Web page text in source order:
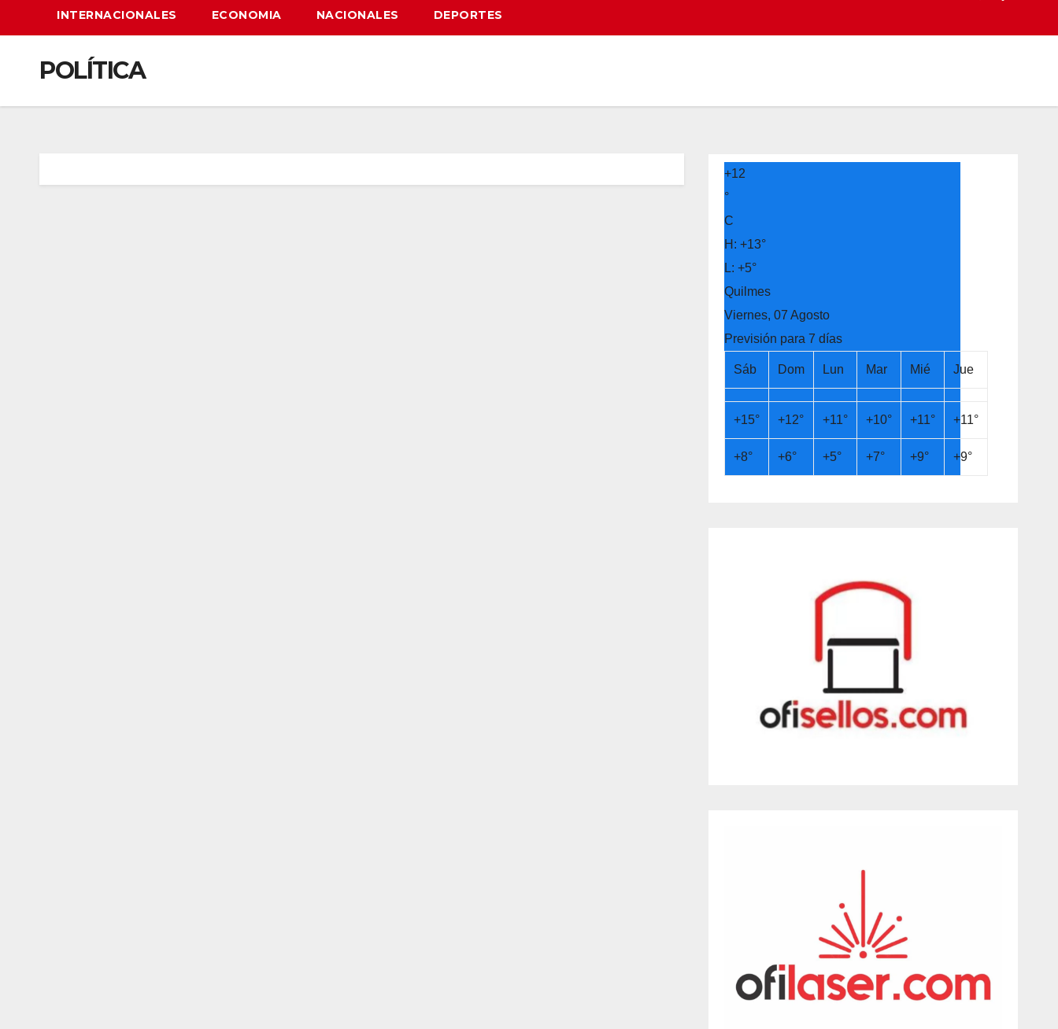
INTERNACIONALES ECONOMIA NACIONALES DEPORTES
POLÍTICA
+12
°
C
H:+13°
L:+5°
Quilmes
Viernes, 07 Agosto
Previsión para 7 días
Sáb Dom Lun Mar Mié Jue
+15° +12° +11° +10° +11° +11°
+8° +6° +5° +7° +9° +9°